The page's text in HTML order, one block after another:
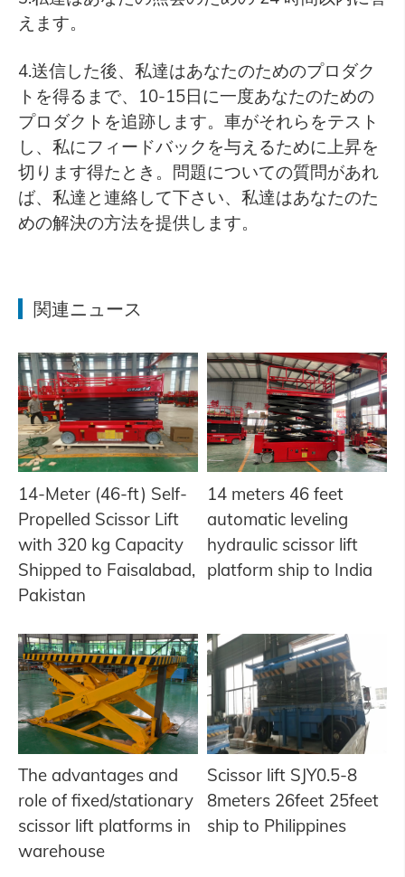
えます。
4.送信した後、私達はあなたのためのプロダク
トを得るまで、10-15日に一度あなたのための
プロダクトを追跡します。車がそれらをテスト
し、私にフィードバックを与えるために上昇を
切ります得たとき。問題についての質問があれ
ば、私達と連絡して下さい、私達はあなたのた
めの解決の方法を提供します。
関連ニュース
14-Meter (46-ft) Self-
Propelled Scissor Lift
with 320 kg Capacity
Shipped to Faisalabad,
Pakistan
14 meters 46 feet
automatic leveling
hydraulic scissor lift
platform ship to India
The advantages and
role of fixed/stationary
scissor lift platforms in
warehouse
Scissor lift SJY0.5-8
8meters 26feet 25feet
ship to Philippines